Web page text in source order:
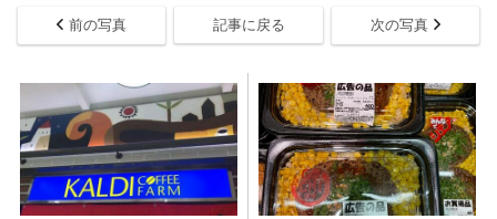
前の写真 記事に戻る 次の写真